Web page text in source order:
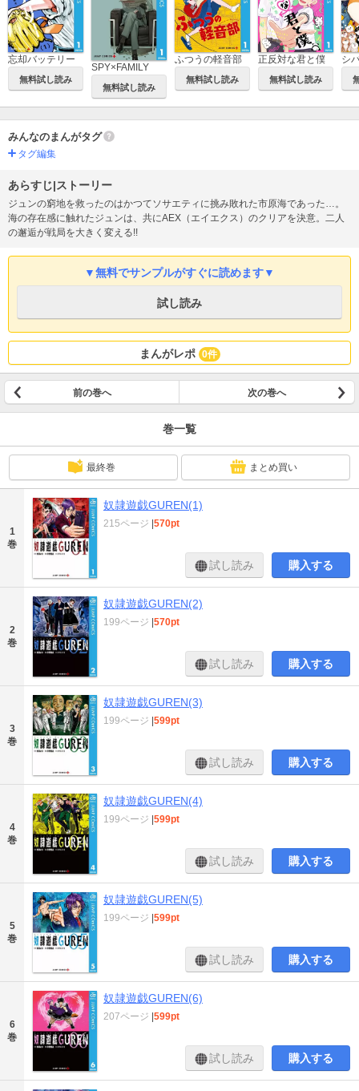
忘却バッテリー
無料試し読み
SPY×FAMILY
無料試し読み
ふつうの軽音部
無料試し読み
正反対な君と僕
無料試し読み
シ
みんなのまんがタグ
タグ編集
あらすじ|ストーリー
ジュンの窮地を救ったのはかつてソサエティに挑み敗れた市原海であった…。
海の存在感に触れたジュンは、共にAEX（エイエクス）のクリアを決意。二人
の邂逅が戦局を大きく変える!!
▼無料でサンプルがすぐに読めます▼
試し読み
まんがレポ 0件
前の巻へ 次の巻へ
巻一覧
最終巻 まとめ買い
1
巻
奴隷遊戯GUREN(1)
215ページ 570pt
試し読み 購入する
2
巻
奴隷遊戯GUREN(2)
199ページ 570pt
試し読み 購入する
3
巻
奴隷遊戯GUREN(3)
199ページ 599pt
試し読み 購入する
4
巻
奴隷遊戯GUREN(4)
199ページ 599pt
試し読み 購入する
5
巻
奴隷遊戯GUREN(5)
199ページ 599pt
試し読み 購入する
6
巻
奴隷遊戯GUREN(6)
207ページ 599pt
試し読み 購入する